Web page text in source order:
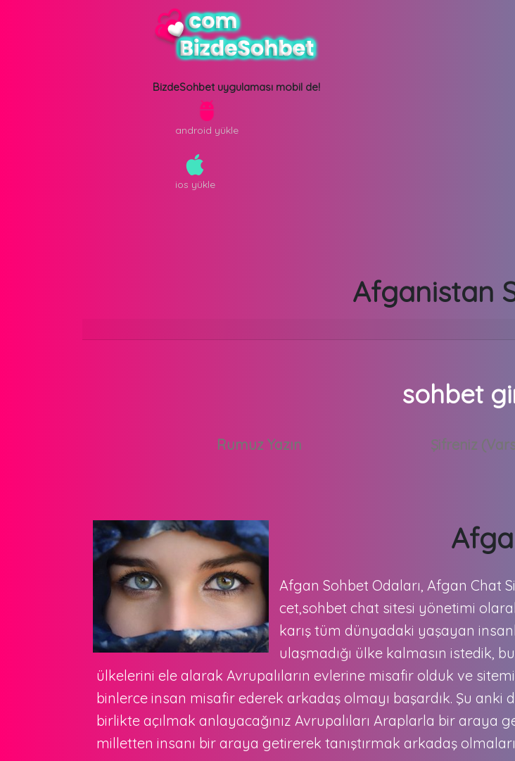
BizdeSohbet uygulaması mobil de!
android yükle
ios yükle
Afganistan
sohbet
Afgan Sohbet Odaları, Afgan Chat
cet,sohbet chat sitesi yönetimi
karış tüm dünyadaki yaşayan
ulaşmadığı ülke kalmasın istedik,
ülkelerini ele alarak Avrupalıların evlerine misafir olduk ve
binlerce insan misafir ederek arkadaş olmayı başardık. Şu
birlikte açılmak anlayacağınız Avrupalıları Araplarla bir
milletten insanı bir araya getirerek tanıştırmak arkadaş